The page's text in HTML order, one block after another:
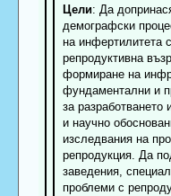
Цели: Да
демографски
на инфертилитета
репродуктивна
формиране на
фундаментални и
за разработването
и научно
изследвания на
репродукция. Да
заведения,
проблеми с